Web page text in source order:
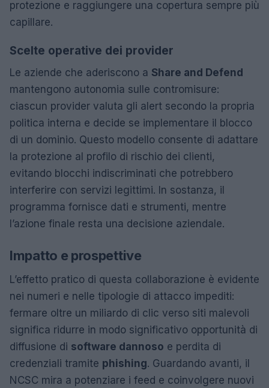
protezione e raggiungere una copertura sempre più
capillare.
Scelte operative dei provider
Le aziende che aderiscono a Share and Defend
mantengono autonomia sulle contromisure:
ciascun provider valuta gli alert secondo la propria
politica interna e decide se implementare il blocco
di un dominio. Questo modello consente di adattare
la protezione al profilo di rischio dei clienti,
evitando blocchi indiscriminati che potrebbero
interferire con servizi legittimi. In sostanza, il
programma fornisce dati e strumenti, mentre
l’azione finale resta una decisione aziendale.
Impatto e prospettive
L’effetto pratico di questa collaborazione è evidente
nei numeri e nelle tipologie di attacco impediti:
fermare oltre un miliardo di clic verso siti malevoli
significa ridurre in modo significativo opportunità di
diffusione di software dannoso e perdita di
credenziali tramite phishing. Guardando avanti, il
NCSC mira a potenziare i feed e coinvolgere nuovi